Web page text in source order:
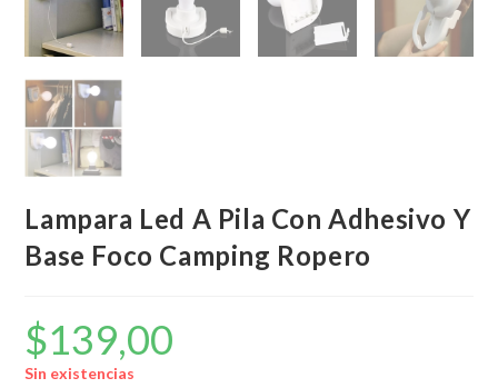
Lampara Led A Pila Con Adhesivo Y
Base Foco Camping Ropero
$139,00
Sin existencias